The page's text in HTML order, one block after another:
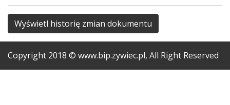
Wyświetl historię zmian dokumentu
Copyright 2018 © www.bip.zywiec.pl, All Right Reserved